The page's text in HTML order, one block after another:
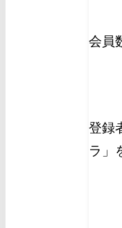
会員
登録
ラ」